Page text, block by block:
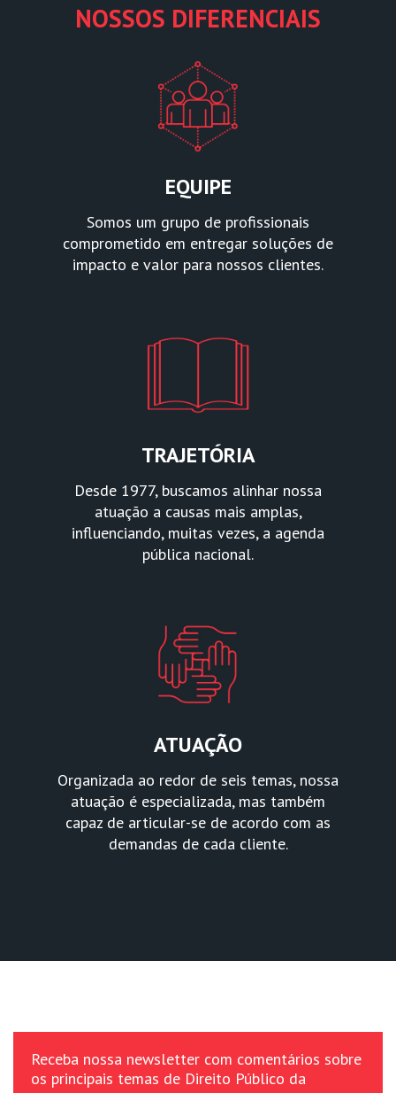
NOSSOS DIFERENCIAIS
EQUIPE
Somos um grupo de profissionais
comprometido em entregar soluções de
impacto e valor para nossos clientes.
TRAJETÓRIA
Desde 1977, buscamos alinhar nossa
atuação a causas mais amplas,
influenciando, muitas vezes, a agenda
pública nacional.
ATUAÇÃO
Organizada ao redor de seis temas, nossa
atuação é especializada, mas também
capaz de articular-se de acordo com as
demandas de cada cliente.
Receba nossa newsletter com comentários sobre
os principais temas de Direito Público da